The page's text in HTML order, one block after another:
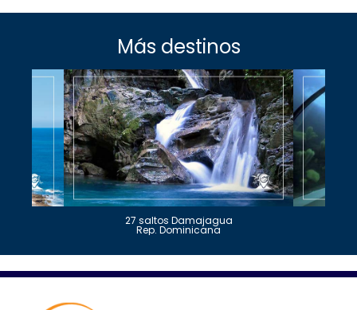
Más destinos
27 saltos Damajagua
Rep. Dominicana